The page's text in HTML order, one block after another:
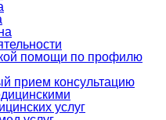
помощи по профилю
прием консультацию
услуг